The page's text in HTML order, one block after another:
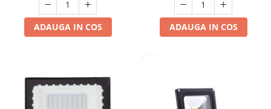
ADAUGA IN COS ADAUGA IN COS